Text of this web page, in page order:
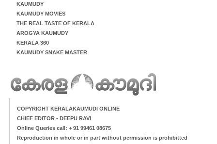
KAUMUDY
KAUMUDY MOVIES
THE REAL TASTE OF KERALA
AROGYA KAUMUDY
KERALA 360
KAUMUDY SNAKE MASTER
COPYRIGHT KERALAKAUMUDI ONLINE
CHIEF EDITOR - DEEPU RAVI
Online Queries call: + 91 99461 08675
Reproduction in whole or in part without permission is prohibitted